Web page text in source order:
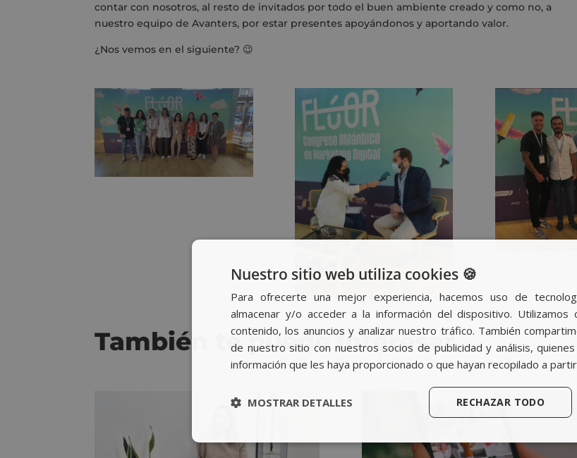
contar con nosotros, al resto de invitados por todo el buen ambiente creado y como no, a
nuestro equipo de Avanters, por estar presentes apoyándonos y aportando valor.
¿Nos vemos en el siguiente? 😉
También te puede interesar…
Nuestro sitio web utiliza cookies 🍪
Para ofrecerte una mejor experiencia, hacemos uso de
almacenar y/o acceder a la información del dispositivo. Utilizamos
contenido, los anuncios y analizar nuestro tráfico. También
de nuestro sitio con nuestros socios de publicidad y análisis,
información que les haya proporcionado o que hayan recopilado a
RECHAZAR TODO
MOSTRAR DETALLES